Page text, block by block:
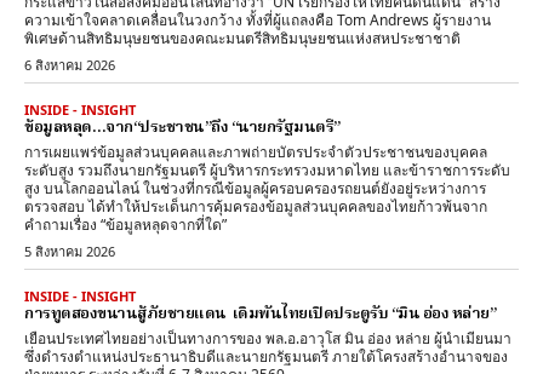
ความเข้าใจคลาดเคลื่อนในวงกว้าง ทั้งที่ผู้แถลงคือ Tom Andrews ผู้รายงาน
พิเศษด้านสิทธิมนุษยชนของคณะมนตรีสิทธิมนุษยชนแห่งสหประชาชาติ
6 สิงหาคม 2026
INSIDE - INSIGHT
ข้อมูลหลุด…จาก“ประชาชน”ถึง “นายกรัฐมนตรี”
การเผยแพร่ข้อมูลส่วนบุคคลและภาพถ่ายบัตรประจำตัวประชาชนของบุคคล
ระดับสูง รวมถึงนายกรัฐมนตรี ผู้บริหารกระทรวงมหาดไทย และข้าราชการระดับ
สูง บนโลกออนไลน์ ในช่วงที่กรณีข้อมูลผู้ครอบครองรถยนต์ยังอยู่ระหว่างการ
ตรวจสอบ ได้ทำให้ประเด็นการคุ้มครองข้อมูลส่วนบุคคลของไทยก้าวพ้นจาก
คำถามเรื่อง “ข้อมูลหลุดจากที่ใด”
5 สิงหาคม 2026
INSIDE - INSIGHT
การทูตสองขนานสู้ภัยชายแดน เดิมพันไทยเปิดประตูรับ “มิน อ่อง หล่าย”
เยือนประเทศไทยอย่างเป็นทางการของ พล.อ.อาวุโส มิน อ่อง หล่าย ผู้นำเมียนมา
ซึ่งดำรงตำแหน่งประธานาธิบดีและนายกรัฐมนตรี ภายใต้โครงสร้างอำนาจของ